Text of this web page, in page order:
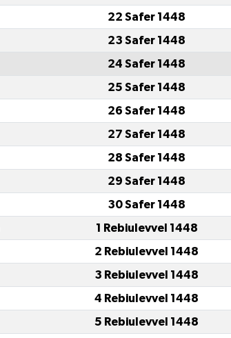
22 Safer 1448
23 Safer 1448
24 Safer 1448
25 Safer 1448
26 Safer 1448
27 Safer 1448
28 Safer 1448
29 Safer 1448
30 Safer 1448
1 Rebiulevvel 1448
2 Rebiulevvel 1448
3 Rebiulevvel 1448
4 Rebiulevvel 1448
5 Rebiulevvel 1448